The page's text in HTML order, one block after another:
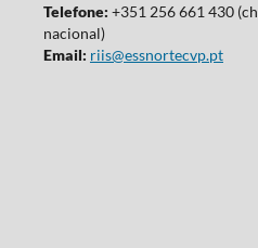
Telefone: +351 256 661 430
nacional)
Email: riis@essnortecvp.pt